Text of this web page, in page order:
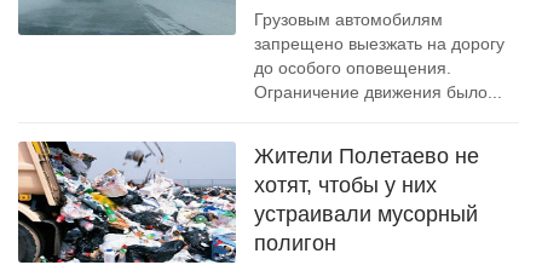
Грузовым автомобилям
запрещено выезжать на дорогу
до особого оповещения.
Ограничение движения было...
Жители Полетаево не
хотят, чтобы у них
устраивали мусорный
полигон